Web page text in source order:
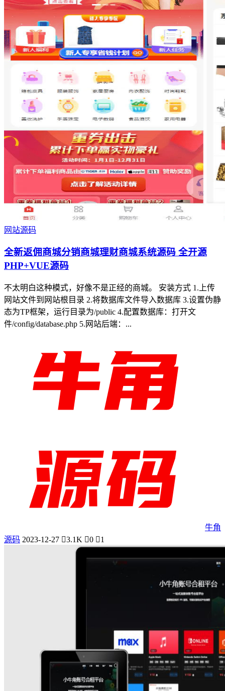
网站源码
全新返佣商城分销商城理财商城系统源码 全开源
PHP+VUE源码
不太明白这种模式，好像不是正经的商城。 安装方式 1.上传
网站文件到网站根目录 2.将数据库文件导入数据库 3.设置伪静
态为TP框架，运行目录为/public 4.配置数据库：打开文
件/config/database.php 5.网站后端：...
牛角
源码 2023-12-27 3.1K 0 1